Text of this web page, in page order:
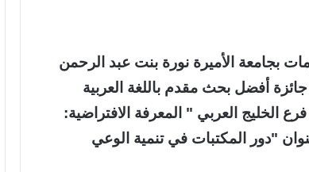
بجامعة الأميرة نورة بنت عبد الرحمن
أفضل بحث مقدم باللغة العربية
الخليج العربي " المعرفة الافتراضية:
"دور المكتبات في تنمية الوعي